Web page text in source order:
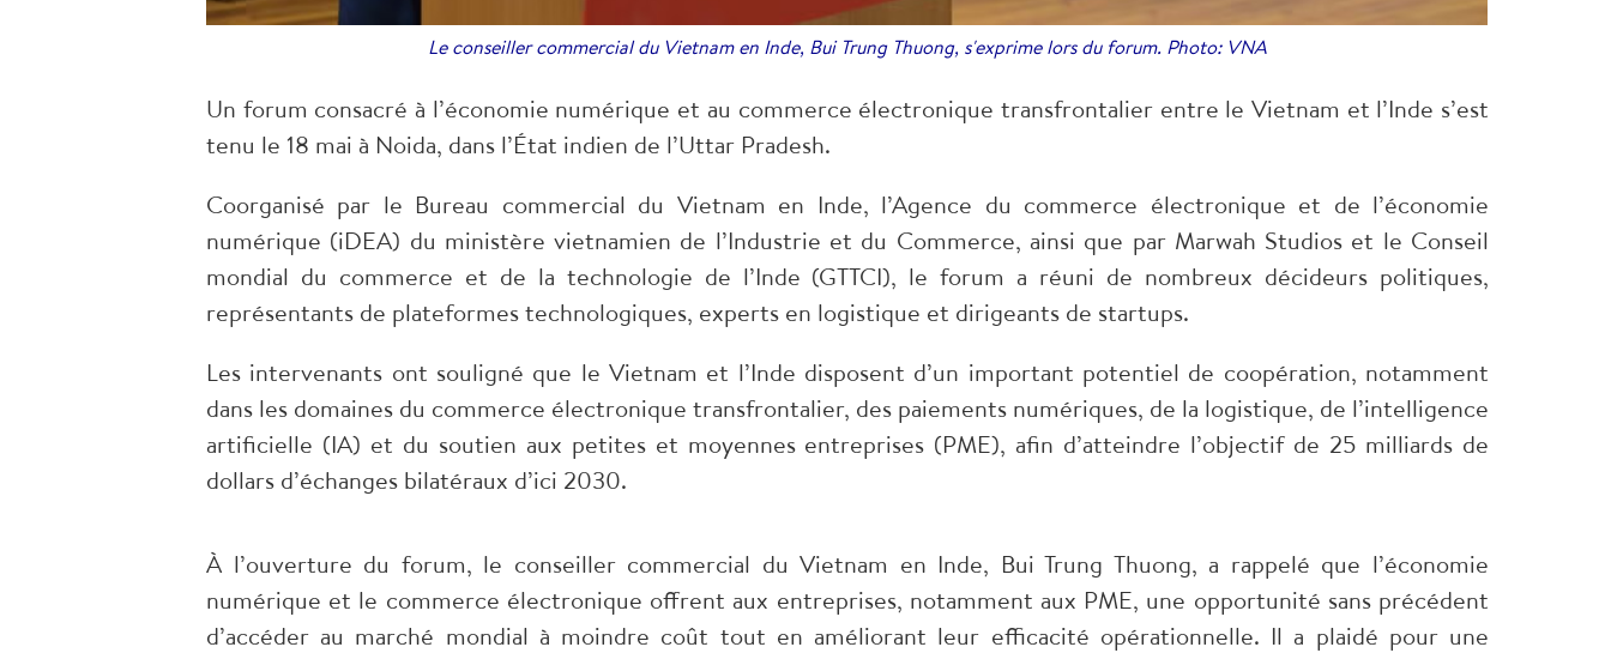
Le conseiller commercial du Vietnam en Inde, Bui Trung Thuong, s'exprime lors du forum. Photo: VNA
Un forum consacré à l’économie numérique et au commerce électronique transfrontalier entre le Vietnam et l’Inde s’est
tenu le 18 mai à Noida, dans l’État indien de l’Uttar Pradesh.
Coorganisé par le Bureau commercial du Vietnam en Inde, l’Agence du commerce électronique et de l’économie
numérique (iDEA) du ministère vietnamien de l’Industrie et du Commerce, ainsi que par Marwah Studios et le Conseil
mondial du commerce et de la technologie de l’Inde (GTTCI), le forum a réuni de nombreux décideurs politiques,
représentants de plateformes technologiques, experts en logistique et dirigeants de startups.
Les intervenants ont souligné que le Vietnam et l’Inde disposent d’un important potentiel de coopération, notamment
dans les domaines du commerce électronique transfrontalier, des paiements numériques, de la logistique, de l’intelligence
artificielle (IA) et du soutien aux petites et moyennes entreprises (PME), afin d’atteindre l’objectif de 25 milliards de
dollars d’échanges bilatéraux d’ici 2030.
À l’ouverture du forum, le conseiller commercial du Vietnam en Inde, Bui Trung Thuong, a rappelé que l’économie
numérique et le commerce électronique offrent aux entreprises, notamment aux PME, une opportunité sans précédent
d’accéder au marché mondial à moindre coût tout en améliorant leur efficacité opérationnelle. Il a plaidé pour une